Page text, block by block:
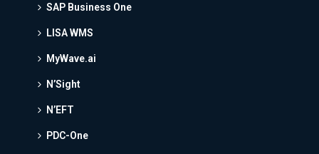
SAP Business One
LISA WMS
MyWave.ai
N’Sight
N’EFT
PDC-One